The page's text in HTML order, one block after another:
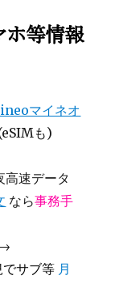
マイネオ
も)
速データ
なら事務手
→
サブ等 月